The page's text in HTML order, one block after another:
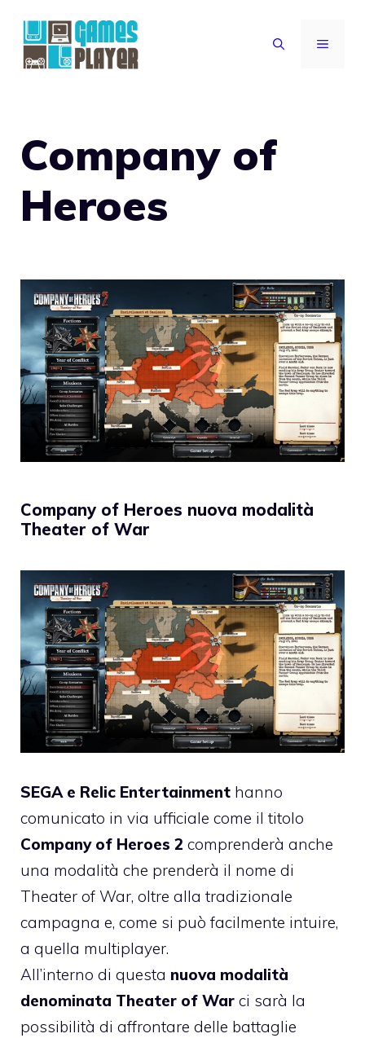
contenuto
MENU
Company of
Heroes
Company of Heroes nuova modalità
Theater of War
SEGA e Relic Entertainment hanno
comunicato in via ufficiale come il titolo
Company of Heroes 2 comprenderà anche
una modalità che prenderà il nome di
Theater of War, oltre alla tradizionale
campagna e, come si può facilmente intuire,
a quella multiplayer.
All’interno di questa nuova modalità
denominata Theater of War ci sarà la
possibilità di affrontare delle battaglie